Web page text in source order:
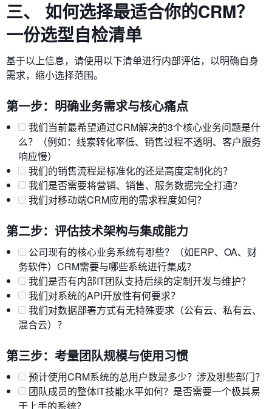
三、 如何选择最适合你的CRM？
一份选型自检清单
基于以上信息，请使用以下清单进行内部评估，以明确自身
需求，缩小选择范围。
第一步：明确业务需求与核心痛点
我们当前最希望通过CRM解决的3个核心业务问题是什
么？（例如：线索转化率低、销售过程不透明、客户服务
响应慢）
我们的销售流程是标准化的还是高度定制化的？
我们是否需要将营销、销售、服务数据完全打通？
我们对移动端CRM应用的需求程度如何？
第二步：评估技术架构与集成能力
公司现有的核心业务系统有哪些？（如ERP、OA、财
务软件）CRM需要与哪些系统进行集成？
我们是否有内部IT团队支持后续的定制开发与维护？
我们对系统的API开放性有何要求？
我们对数据部署方式有无特殊要求（公有云、私有云、
混合云）？
第三步：考量团队规模与使用习惯
预计使用CRM系统的总用户数是多少？涉及哪些部门？
团队成员的整体IT技能水平如何？是否需要一个极其易
于上手的系统？